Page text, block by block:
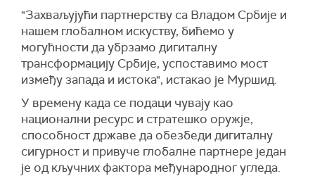
"Захваљујући партнерству са Владом Србије и
нашем глобалном искуству, бићемо у
могућности да убрзамо дигиталну
трансформацију Србије, успоставимо мост
између запада и истока", истакао је Муршид.
У времену када се подаци чувају као
национални ресурс и стратешко оружје,
способност државе да обезбеди дигиталну
сигурност и привуче глобалне партнере један
је од кључних фактора међународног угледа.